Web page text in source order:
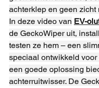
achterklep en geen zicht
In deze video van EV-
de GeckoWiper uit,
testen ze hem – een
speciaal ontwikkeld
een goede oplossing
achterruitwisser. De